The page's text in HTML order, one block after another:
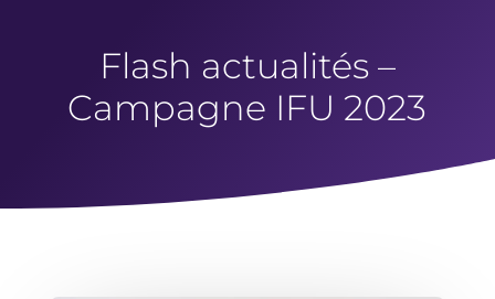
Flash actualités –
Campagne IFU 2023